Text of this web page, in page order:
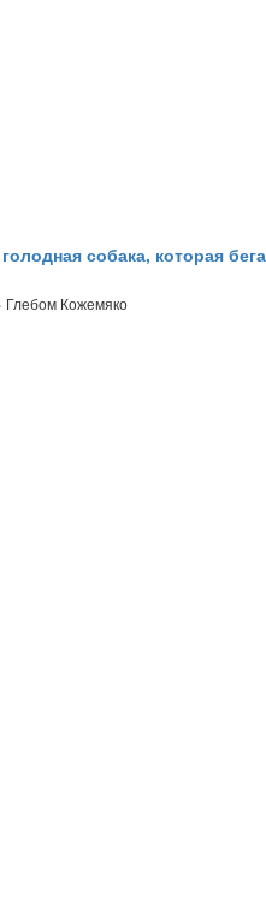
собака, которая
Глебом Кожемяко